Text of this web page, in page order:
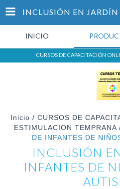
INICIO
CURSOS DE CAPACITACIÓN
Inicio / CURSOS DE
ESTIMULACION TEMPRANA
DE INFANTES DE
INCLUSIÓN
INFANTES DE